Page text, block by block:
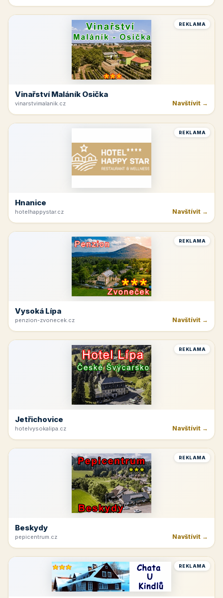
REKLAMA
Vinařství Maláník Osička
vinarstvimalanik.cz Navštívit →
REKLAMA
Hnanice
hotelhappystar.cz Navštívit →
REKLAMA
Vysoká Lípa
penzion-zvonecek.cz Navštívit →
REKLAMA
Jetřichovice
hotelvysokalipa.cz Navštívit →
REKLAMA
Beskydy
pepicentrum.cz Navštívit →
REKLAMA